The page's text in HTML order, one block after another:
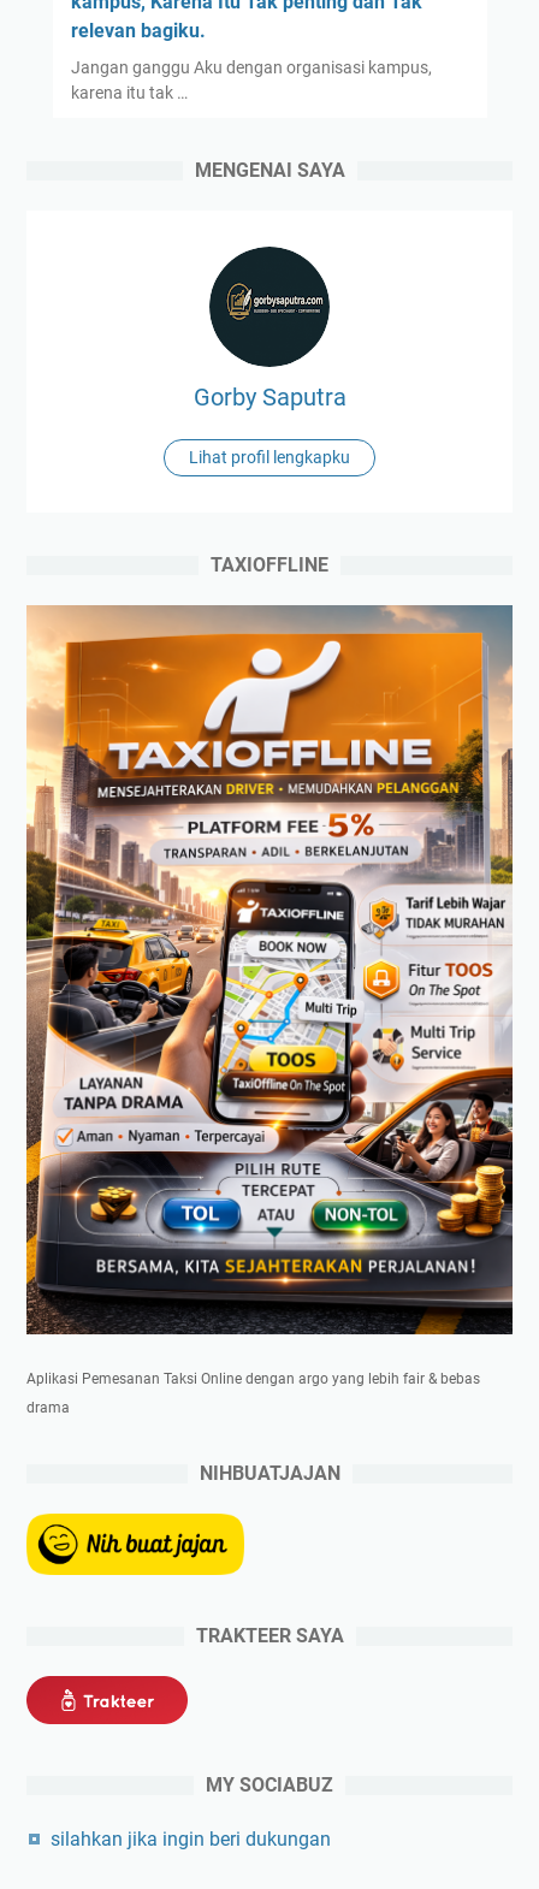
relevan bagiku.
Jangan ganggu Aku dengan organisasi kampus,
karena itu tak …
MENGENAI SAYA
Gorby Saputra
Lihat profil lengkapku
TAXIOFFLINE
Aplikasi Pemesanan Taksi Online dengan argo yang lebih fair & bebas
drama
NIHBUATJAJAN
TRAKTEER SAYA
MY SOCIABUZ
silahkan jika ingin beri dukungan